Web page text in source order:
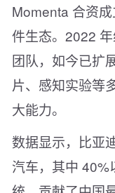
Momenta 合资
件生态。2022
团队，如今已扩
片、感知实验等
大能力。
数据显示，比亚
汽车，其中 40%